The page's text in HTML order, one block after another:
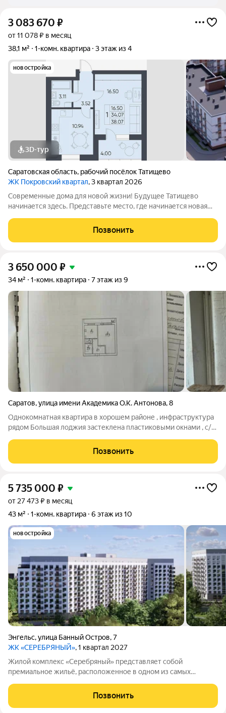
3 083 670 ₽
от 11 078 ₽ в месяц
38,1 м²
1-комн. квартира 3 этаж из 4
новостройка
3D-тур
Саратовская область, рабочий посёлок Татищево
ЖК Покровский квартал, 3 квартал 2026
Современные дома для новой жизни! Будущее Татищево
начинается здесь. Представьте место, где начинается новая
смехом детей, уютными семейными ужинами и теплом
родных. Это первый комплекс в
Позвонить
3 650 000 ₽
34 м² 1-комн. квартира 7 этаж из 9
Саратов,улица имени Академика О.К. Антонова,8
Однокомнатная квартира в хорошем районе , инфраструктура
рядом Большая лоджия застеклена пластиковыми окнами , с/у
Позвонить
5 735 000 ₽
от 27 473 ₽ в месяц
43 м²
1-комн. квартира 6 этаж из 10
новостройка
Энгельс,улица Банный Остров,7
ЖК «СЕРЕБРЯНЫЙ», 1 квартал 2027
Жилой комплекс «Серебряный» представляет собой
премиальное жильё, расположенное в одном из самых
Здесь есть всё для комфортной жизни: подземный паркинг для
жильцов, закрытая территория и
Позвонить